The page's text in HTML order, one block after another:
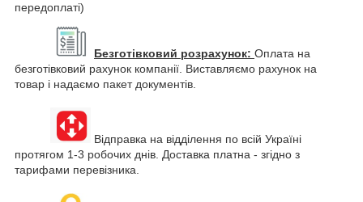
передоплаті)
Безготівковий розрахунок: Оплата на
безготівковий рахунок компанії. Виставляємо рахунок на
товар і надаємо пакет документів.
Відправка на відділення по всій Україні
протягом 1-3 робочих днів. Доставка платна - згідно з
тарифами перевізника.